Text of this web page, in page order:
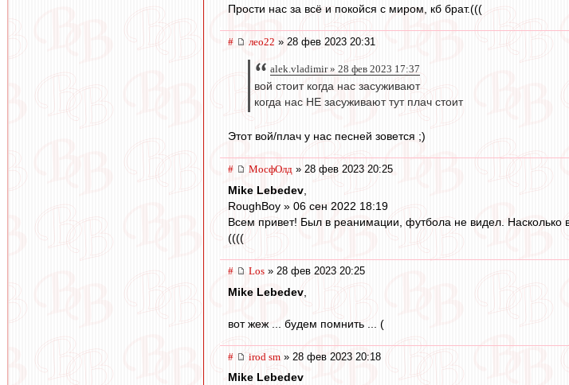
Прости нас за всё и покойся с миром, кб брат.(((
# лео22 » 28 фев 2023 20:31
alek.vladimir » 28 фев 2023 17:37
вой стоит когда нас засуживают
когда нас НЕ засуживают тут плач стоит
Этот вой/плач у нас песней зовется ;)
# МосфОлд » 28 фев 2023 20:25
Mike Lebedev
RoughBoy » 06 сен 2022 18:19
Всем привет! Был в реанимации, футбола не видел. Насколько
((((
# Los » 28 фев 2023 20:25
Mike Lebedev
вот жеж ... будем помнить ... (
# irod sm » 28 фев 2023 20:18
Mike Lebedev